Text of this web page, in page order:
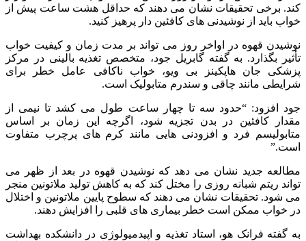
کند. برخی تحقیقات نشان می دهند که حداقل هشت ساعت پیش از
خواب باید از نوشیدنی های کافئین دار پرهیز کنید.
نوشیدن قهوه در اواخر روز می تواند بر مدت زمان و کیفیت خواب
تأثیر بگذارد. به گفته گابریل جود، متخصص تغذیه بالینی در مرکز
پزشکی جان هاپکینز بی ویو، خواب ناکافی عامل خطر برای
شرایطی مانند چاقی و سندرم متابولیک است.
جود افزود: “حدود سه تا چهار ساعت طول می کشد تا نیمی از
مقدار کافئین در بدن تجزیه شود، اگرچه این زمان بر اساس
متابولیسم فرد و افزودنی هایی مانند کرم های پرچرب متفاوت
است.”
مطالعه جدید نشان می دهد که نوشیدن قهوه در بعد از ظهر می
تواند ریتم شبانه روزی را مختل کند که به کاهش تولید ملاتونین منجر
می شود. تحقیقات نشان می دهند که سطوح پایین ملاتونین و اختلال
در خواب ممکن است خطر بیماری های قلبی را افزایش دهند.
به گفته فرانک هو، استاد تغذیه و اپیدمیولوژی در دانشکده بهداشت